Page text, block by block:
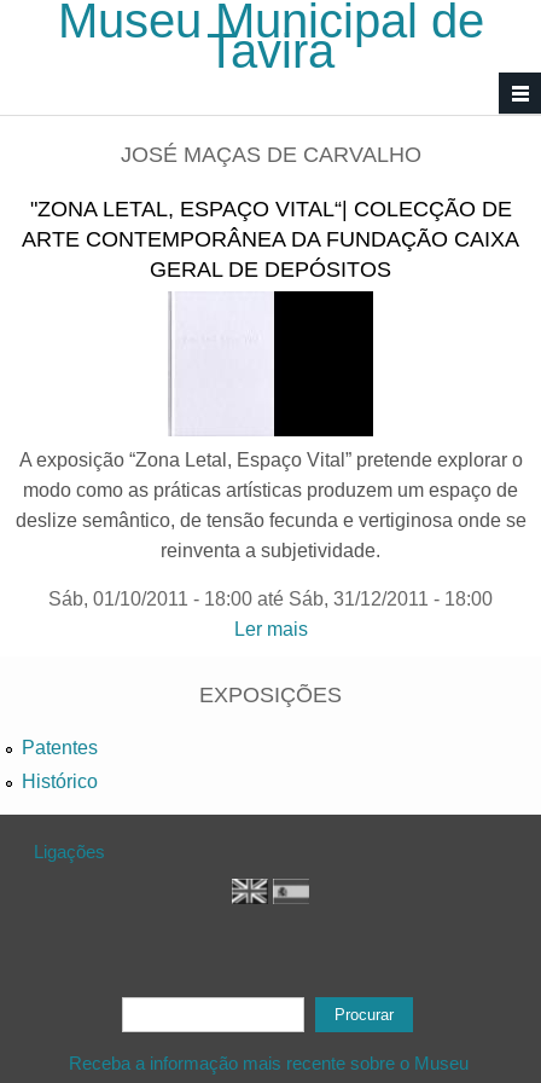
Passar para o conteúdo principal
Museu Municipal de
Tavira
JOSÉ MAÇAS DE CARVALHO
"ZONA LETAL, ESPAÇO VITAL“| COLECÇÃO DE
ARTE CONTEMPORÂNEA DA FUNDAÇÃO CAIXA
GERAL DE DEPÓSITOS
A exposição “Zona Letal, Espaço Vital” pretende explorar o
modo como as práticas artísticas produzem um espaço de
deslize semântico, de tensão fecunda e vertiginosa onde se
reinventa a subjetividade.
Sáb, 01/10/2011 - 18:00 até Sáb, 31/12/2011 - 18:00
Ler mais
arte contemporânea da
EXPOSIÇÕES
Patentes
Histórico
Ligações
Formulário de procura
Receba a informação mais recente sobre o Museu